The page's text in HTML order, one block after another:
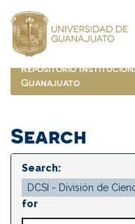
navigation
Repositorio
Guanajuato
Search
Search:
for